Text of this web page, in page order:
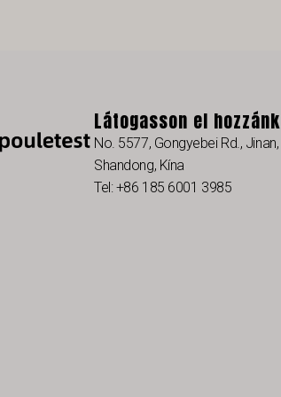
Látogasson el hozzánk
No. 5577, Gongyebei Rd., Jinan,
Shandong, Kína
Tel: +86 185 6001 3985